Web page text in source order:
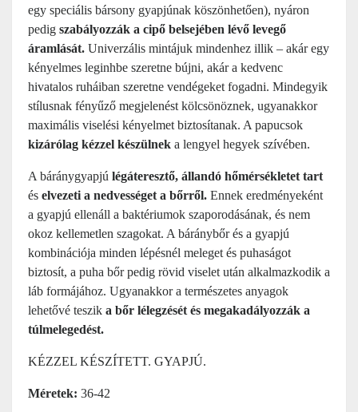
egy speciális bársony gyapjúnak köszönhetően), nyáron
pedig szabályozzák a cipő belsejében lévő levegő
áramlását. Univerzális mintájuk mindenhez illik – akár egy
kényelmes leginhbe szeretne bújni, akár a kedvenc
hivatalos ruháiban szeretne vendégeket fogadni. Mindegyik
stílusnak fényűző megjelenést kölcsönöznek, ugyanakkor
maximális viselési kényelmet biztosítanak. A papucsok
kizárólag kézzel készülnek a lengyel hegyek szívében.
A báránygyapjú légáteresztő, állandó hőmérsékletet tart
és elvezeti a nedvességet a bőrről. Ennek eredményeként
a gyapjú ellenáll a baktériumok szaporodásának, és nem
okoz kellemetlen szagokat. A báránybőr és a gyapjú
kombinációja minden lépésnél meleget és puhaságot
biztosít, a puha bőr pedig rövid viselet után alkalmazkodik a
láb formájához. Ugyanakkor a természetes anyagok
lehetővé teszik a bőr lélegzését és megakadályozzák a
túlmelegedést.
KÉZZEL KÉSZÍTETT. GYAPJÚ.
Méretek: 36-42